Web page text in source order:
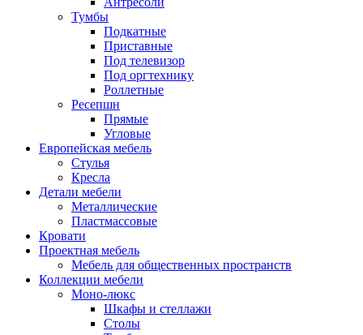
Тумбы
Подкатные
Приставные
Под телевизор
Под оргтехнику
Роллетные
Ресепшн
Прямые
Угловые
Европейская мебель
Стулья
Кресла
Детали мебели
Металлические
Пластмассовые
Кровати
Проектная мебель
Мебель для общественных пространств
Коллекции мебели
Моно-люкс
Шкафы и стеллажи
Столы